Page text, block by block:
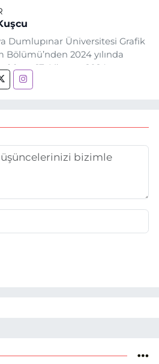
Dumlupınar Üniversitesi Grafik
Bölümü’nden 2024 yılında
17 Ağustos 2024
Grafik Tasarım alanında staj